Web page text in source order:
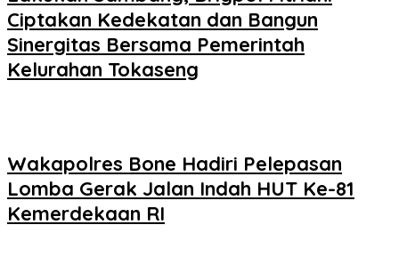
Ciptakan Kedekatan dan Bangun
Sinergitas Bersama Pemerintah
Kelurahan Tokaseng
Wakapolres Bone Hadiri Pelepasan
Lomba Gerak Jalan Indah HUT Ke-81
Kemerdekaan RI